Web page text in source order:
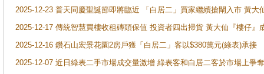
2025-12-23 普天同慶聖誕節即將臨近 「白居二」買家繼續搶閘入市 黃
2025-12-17 傳統智慧買樓收租磚頭保值 投資者四出掃貨 黃大仙『樓仔
2025-12-16 鑽石山宏景花園2房戶獲「白居二」客以$380萬元(綠表)承接
2025-12-07 近日綠表二手市場成交量激增 綠表客和白居二客於市場上